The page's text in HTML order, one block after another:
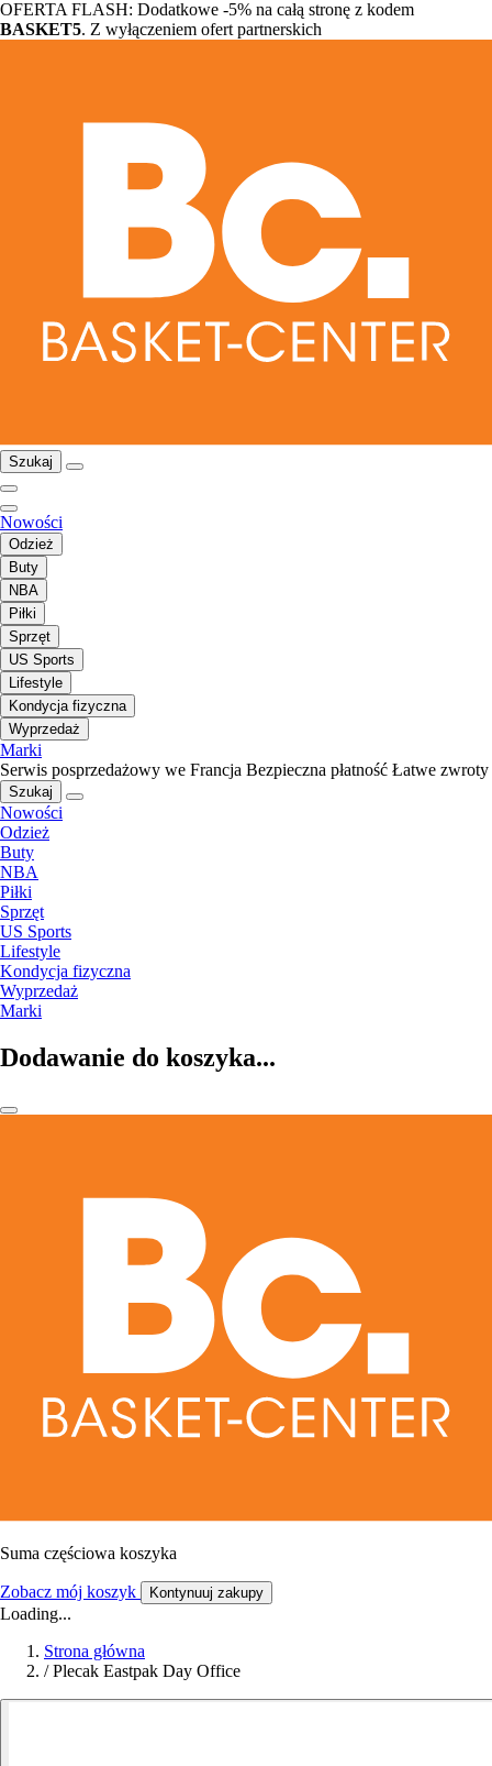
OFERTA FLASH: Dodatkowe -5% na całą stronę z kodem
BASKET5. Z wyłączeniem ofert partnerskich
Szukaj
Nowości
Odzież
Buty
NBA
Piłki
Sprzęt
US Sports
Lifestyle
Kondycja fizyczna
Wyprzedaż
Marki
Serwis posprzedażowy we Francja Bezpieczna płatność Łatwe zwroty
Szukaj
Nowości
Odzież
Buty
NBA
Piłki
Sprzęt
US Sports
Lifestyle
Kondycja fizyczna
Wyprzedaż
Marki
Dodawanie do koszyka...
Suma częściowa koszyka
Zobacz mój koszyk Kontynuuj zakupy
Loading...
Strona główna
/ Plecak Eastpak Day Office